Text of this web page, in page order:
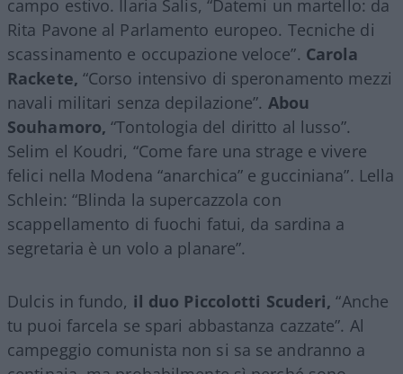
campo estivo. Ilaria Salis, “Datemi un martello: da
Rita Pavone al Parlamento europeo. Tecniche di
scassinamento e occupazione veloce”. Carola
Rackete, “Corso intensivo di speronamento mezzi
navali militari senza depilazione”. Abou
Souhamoro, “Tontologia del diritto al lusso”.
Selim el Koudri, “Come fare una strage e vivere
felici nella Modena “anarchica” e gucciniana”. Lella
Schlein: “Blinda la supercazzola con
scappellamento di fuochi fatui, da sardina a
segretaria è un volo a planare”.
Dulcis in fundo, il duo Piccolotti Scuderi, “Anche
tu puoi farcela se spari abbastanza cazzate”. Al
campeggio comunista non si sa se andranno a